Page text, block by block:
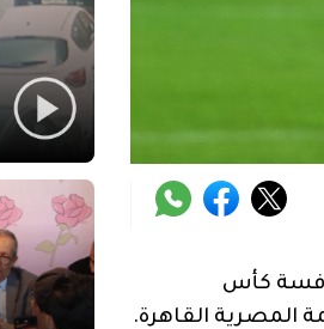
كأس